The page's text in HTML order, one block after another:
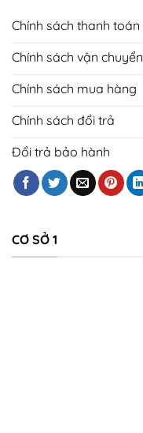
Chính sách thanh toán
Chính sách vận chuyển
Chính sách mua hàng
Chính sách đổi trả
Đổi trả bảo hành
CƠ SỞ 1